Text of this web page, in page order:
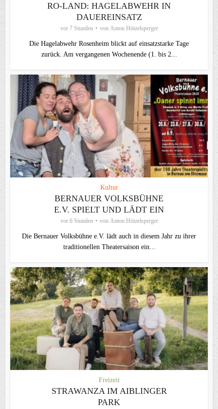
RO-LAND: HAGELABWEHR IN
DAUEREINSATZ
vor 7 Stunden von Anton Hötzelsperger
Die Hagelabwehr Rosenheim blickt auf einsatzstarke Tage
zurück. Am vergangenen Wochenende (1. bis 2...
Kultur
BERNAUER VOLKSBÜHNE
E.V. SPIELT UND LÄDT EIN
vor 6 Stunden von Anton Hötzelsperger
Die Bernauer Volksbühne e.V. lädt auch in diesem Jahr zu ihrer
traditionellen Theater­saison ein...
Freizeit
STRAWANZA IM AIBLINGER
PARK